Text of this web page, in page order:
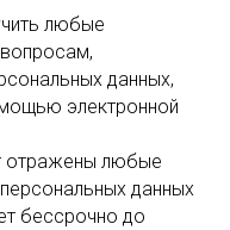
любые
данных,
электронной
отражены любые
данных
бессрочно до